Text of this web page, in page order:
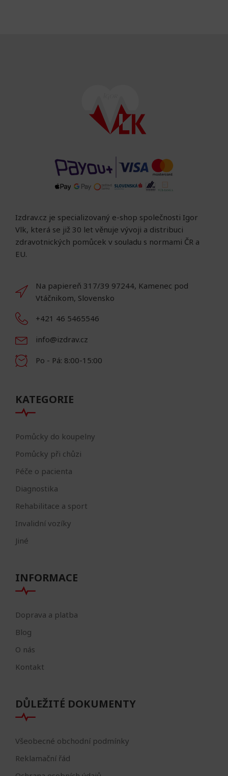
Izdrav.cz je specializovaný e-shop společnosti Igor
Vlk, která se již 30 let věnuje vývoji a distribuci
zdravotnických pomůcek v souladu s normami ČR a
EU.
Na papiereň 317/39 97244, Kamenec pod
Vtáčnikom, Slovensko
+421 46 5465546
info@izdrav.cz
Po - Pá: 8:00-15:00
KATEGORIE
Pomůcky do koupelny
Pomůcky při chůzi
Péče o pacienta
Diagnostika
Rehabilitace a sport
Invalidní vozíky
Jiné
INFORMACE
Doprava a platba
Blog
O nás
Kontakt
DŮLEŽITÉ DOKUMENTY
Všeobecné obchodní podmínky
Reklamační řád